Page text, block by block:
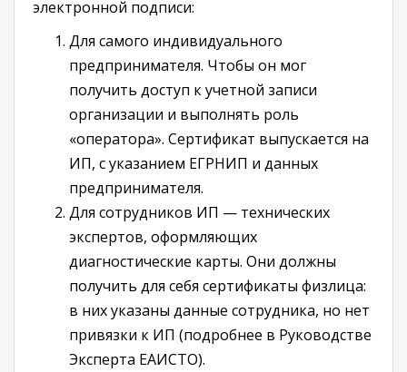
электронной подписи:
Для самого индивидуального
предпринимателя. Чтобы он мог
получить доступ к учетной записи
организации и выполнять роль
«оператора». Сертификат выпускается на
ИП, с указанием ЕГРНИП и данных
предпринимателя.
Для сотрудников ИП — технических
экспертов, оформляющих
диагностические карты. Они должны
получить для себя сертификаты физлица:
в них указаны данные сотрудника, но нет
привязки к ИП (подробнее в Руководстве
Эксперта ЕАИСТО).